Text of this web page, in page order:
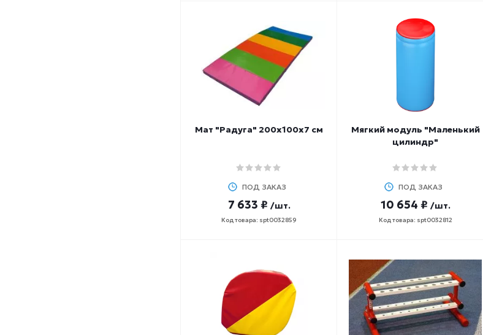
Мат "Радуга" 200х100х7 см
ПОД ЗАКАЗ
7 633 ₽ /шт.
Код товара: spt0032859
Мягкий модуль "Маленький
цилиндр"
ПОД ЗАКАЗ
10 654 ₽ /шт.
Код товара: spt0032812